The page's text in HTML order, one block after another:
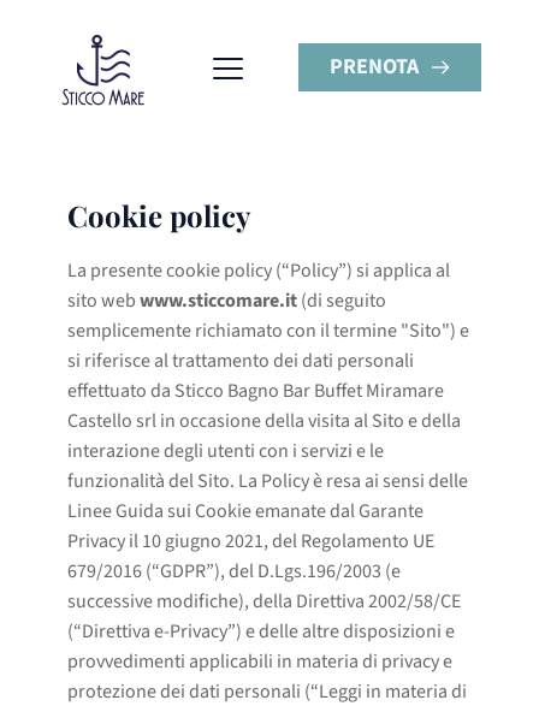
PRENOTA
Cookie policy
La presente cookie policy (“Policy”) si applica al
sito webwww.sticcomare.it(di seguito
semplicemente richiamato con il termine "Sito") e
si riferisce al trattamento dei dati personali
effettuato da Sticco Bagno Bar Buffet Miramare
Castello srl in occasione della visita al Sito e della
interazione degli utenti con i servizi e le
funzionalità del Sito. La Policy è resa ai sensi delle
Linee Guida sui Cookie emanate dal Garante
Privacy il 10 giugno 2021, del Regolamento UE
679/2016 (“GDPR”), del D.Lgs.196/2003 (e
successive modifiche), della Direttiva 2002/58/CE
(“Direttiva e-Privacy”) e delle altre disposizioni e
provvedimenti applicabili in materia di privacy e
protezione dei dati personali (“Leggi in materia di